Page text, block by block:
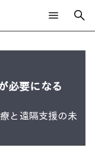
ト
ション
必要になる
と遠隔支援の未